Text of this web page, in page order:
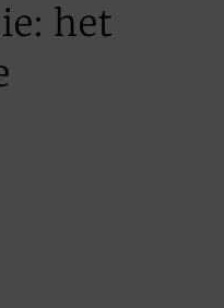
het